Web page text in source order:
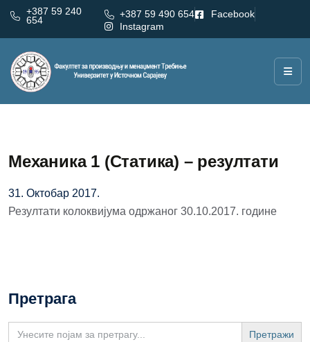
+387 59 240
654
+387 59 490 654
Facebook
Instagram
Механика 1 (Статика) – резултати
31. Октобар 2017.
Резултати колоквијума одржаног 30.10.2017. године
Претрага
Search
for: